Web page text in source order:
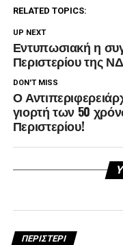
RELATED TOPICS:
UP NEXT
Εντυπωσιακή η
Περιστερίου της
DON'T MISS
Ο
γιορτή των 50
Περιστερίου!
ΠΕΡΙΣΤΕΡΙ